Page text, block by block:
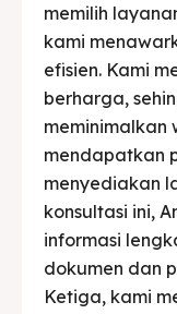
memilih
kami
efisien. Kami
berharga,
meminimalkan
mendapatkan
menyediakan
konsultasi ini,
informasi
dokumen dan
Ketiga, kami